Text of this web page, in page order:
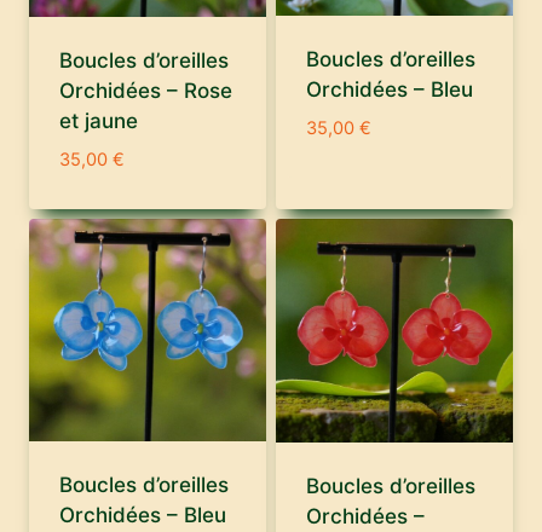
Boucles d’oreilles
Orchidées – Rose
et jaune
35,00 €
Boucles d’oreilles
Orchidées – Bleu
35,00 €
Boucles d’oreilles
Orchidées – Bleu
Boucles d’oreilles
Orchidées –